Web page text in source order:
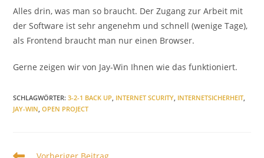
Alles drin, was man so braucht. Der Zugang zur Arbeit mit
der Software ist sehr angenehm und schnell (wenige Tage),
als Frontend braucht man nur einen Browser.
Gerne zeigen wir von Jay-Win Ihnen wie das funktioniert.
SCHLAGWÖRTER:3-2-1 BACK UP, INTERNET SCURITY, INTERNETSICHERHEIT,
JAY-WIN, OPEN PROJECT
Weitere